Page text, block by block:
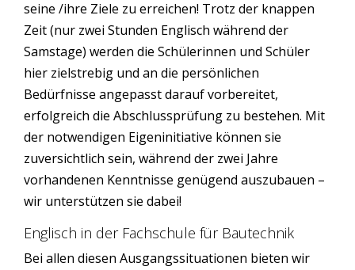
seine /ihre Ziele zu erreichen! Trotz der knappen
Zeit (nur zwei Stunden Englisch während der
Samstage) werden die Schülerinnen und Schüler
hier zielstrebig und an die persönlichen
Bedürfnisse angepasst darauf vorbereitet,
erfolgreich die Abschlussprüfung zu bestehen. Mit
der notwendigen Eigeninitiative können sie
zuversichtlich sein, während der zwei Jahre
vorhandenen Kenntnisse genügend auszubauen –
wir unterstützen sie dabei!
Englisch in der Fachschule für Bautechnik
Bei allen diesen Ausgangssituationen bieten wir